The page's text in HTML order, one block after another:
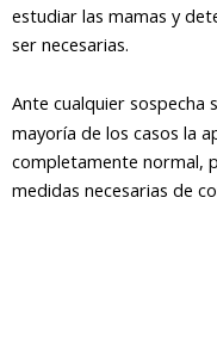
estudiar las mamas y
ser necesarias.
Ante cualquier sospecha
mayoría de los casos la
completamente normal,
medidas necesarias de